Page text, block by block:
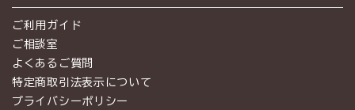
ご利用ガイド
ご相談室
よくあるご質問
特定商取引法表示について
プライバシーポリシー